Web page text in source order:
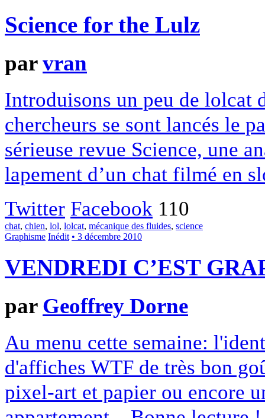
Science for the Lulz
parvran
Introduisons un peu de lolcat
chercheurs se sont lancés le
sérieuse revue Science, une
lapement d’un chat filmé en
Twitter Facebook 110
chat, chien, lol, lolcat, mécanique des fluides, science
Graphisme Inédit • 3 décembre 2010
VENDREDI C’EST
par Geoffrey Dorne
Au menu cette semaine:
d'affiches WTF de très bon
pixel-art et papier ou encore